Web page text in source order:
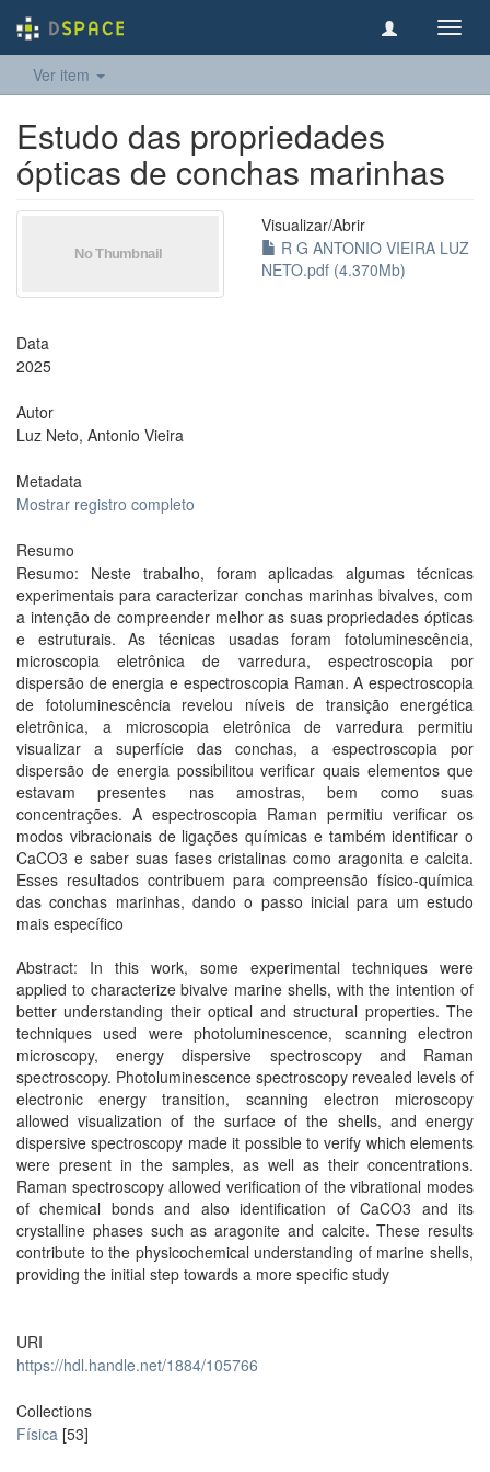
Ver item
Estudo das propriedades
ópticas de conchas marinhas
Visualizar/Abrir
R G ANTONIO VIEIRA LUZ
NETO.pdf (4.370Mb)
Data
2025
Autor
Luz Neto, Antonio Vieira
Metadata
Mostrar registro completo
Resumo
Resumo: Neste trabalho, foram aplicadas algumas técnicas
experimentais para caracterizar conchas marinhas bivalves, com
a intenção de compreender melhor as suas propriedades ópticas
e estruturais. As técnicas usadas foram fotoluminescência,
microscopia eletrônica de varredura, espectroscopia por
dispersão de energia e espectroscopia Raman. A espectroscopia
de fotoluminescência revelou níveis de transição energética
eletrônica, a microscopia eletrônica de varredura permitiu
visualizar a superfície das conchas, a espectroscopia por
dispersão de energia possibilitou verificar quais elementos que
estavam presentes nas amostras, bem como suas
concentrações. A espectroscopia Raman permitiu verificar os
modos vibracionais de ligações químicas e também identificar o
CaCO3 e saber suas fases cristalinas como aragonita e calcita.
Esses resultados contribuem para compreensão físico-química
das conchas marinhas, dando o passo inicial para um estudo
mais específico
Abstract: In this work, some experimental techniques were
applied to characterize bivalve marine shells, with the intention of
better understanding their optical and structural properties. The
techniques used were photoluminescence, scanning electron
microscopy, energy dispersive spectroscopy and Raman
spectroscopy. Photoluminescence spectroscopy revealed levels of
electronic energy transition, scanning electron microscopy
allowed visualization of the surface of the shells, and energy
dispersive spectroscopy made it possible to verify which elements
were present in the samples, as well as their concentrations.
Raman spectroscopy allowed verification of the vibrational modes
of chemical bonds and also identification of CaCO3 and its
crystalline phases such as aragonite and calcite. These results
contribute to the physicochemical understanding of marine shells,
providing the initial step towards a more specific study
URI
https://hdl.handle.net/1884/105766
Collections
Física [53]